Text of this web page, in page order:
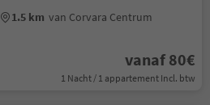
1.5 km van Corvara Centrum
vanaf 80€
1 Nacht / 1 appartement Incl. btw